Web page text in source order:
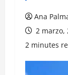
Ana
2 marzo,
2 minutes